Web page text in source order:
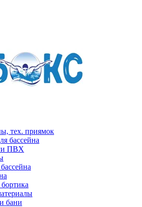
тех. приямок
бассейна
ПВХ
бани